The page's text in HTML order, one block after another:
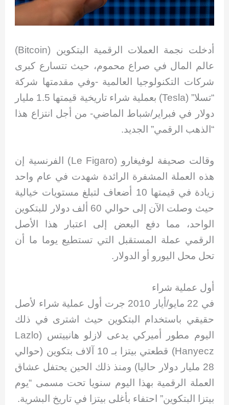
أدخلت نجمة العملات الرقمية البتكوين (Bitcoin)
عالم المال في صراع محموم، حيث تتسارع كبرى
شركات التكنولوجيا العالمية -وفي مقدمتها شركة
“تسلا” (Tesla) بعملية شراء تاريخية قيمتها 1.5 مليار
دولار في فبراير/شباط الماضي- من أجل انتزاع هذا
“الذهب الرقمي” الجديد.
وقالت صحيفة لوفيغارو (Le Figaro) الفرنسية إن
هذه العملة المشفرة الرائدة شهدت في عام واحد
زيادة في قيمتها 10 أضعاف لتبلغ مستويات خيالية
حيث وصلت الآن إلى حوالي 60 ألف دولار للبتكوين
الواحد، مما دفع البعض إلى اعتبار هذا الأصل
الرقمي عملة المستقبل التي تستطيع يوما ما أن
تحل محل اليورو أو الدولار.
أول عملية شراء
في 22 مايو/أيار 2010 جرت أول عملية شراء لأصل
حقيقي باستخدام البتكوين حيث اشترى في ذلك
اليوم مطور أميركي يدعى لازلو هانييتس (Lazlo
Hanyecz) قطعتي بيتزا بـ 10 آلاف بتكوين (حوالي
28 مليار دولار حاليا) ومنذ ذلك الحين يحتفل عشاق
العملة الرقمية بهذا اليوم سنويا تحت مسمى “يوم
بيتزا البتكوين” احتفاء بأغلى بيتزا في تاريخ البشرية.